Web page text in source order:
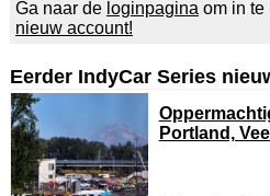
Ga naar de loginpagina om in te
nieuw account!
Eerder IndyCar Series
Portland,